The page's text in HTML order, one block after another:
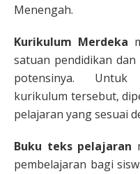
Menengah.
Kurikulum Merdeka
satuan pendidikan
potensinya. Untuk
kurikulum tersebut,
pelajaran yang sesuai
Buku teks pelajaran
pembelajaran bagi